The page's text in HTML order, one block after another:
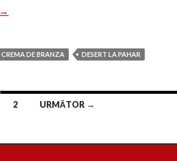
Desert cu brioșe și cremă de brânză
→
CREMA DE BRANZA DESERT LA PAHAR
2 URMĂTOR →